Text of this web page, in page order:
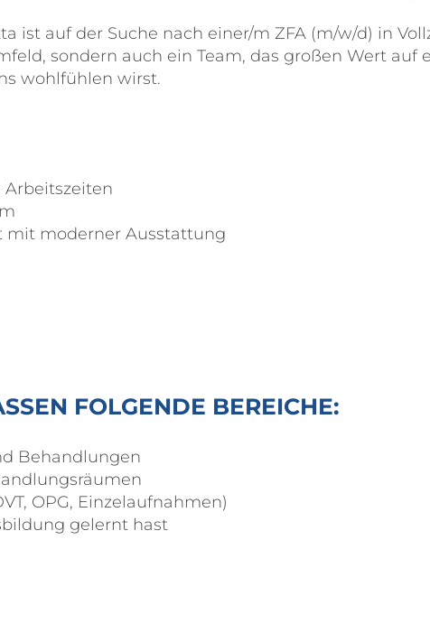
ist auf der Suche nach einer/m ZFA (m/w/d) in
sondern auch ein Team, das großen Wert
wohlfühlen wirst.
mit moderner Ausstattung
FOLGENDE BEREICHE:
Behandlungen
OPG, Einzelaufnahmen)
gelernt hast